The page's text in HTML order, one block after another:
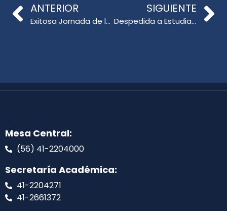
ANTERIOR
Exitosa Jornada de la Escuela de Verano: Magíster en Innovación en Enseñanza, Aprendizaje y Evaluación del Inglés
SIGUIENTE
Despedida a Estudiantes que Parten a Minnetonka, Estado Unidos
Mesa Central:
(56) 41-2204000
Secretaría Académica:
41-2204271
41-2661372